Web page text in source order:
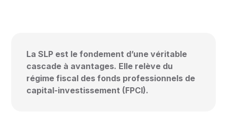
La SLP est le fondement d’une véritable
cascade à avantages. Elle relève du
régime fiscal des fonds professionnels de
capital-investissement (FPCI).